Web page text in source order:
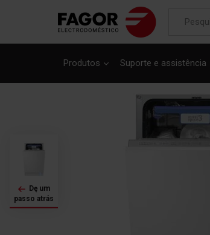
Produtos Suporte e assistência
Dę um
passo atrás